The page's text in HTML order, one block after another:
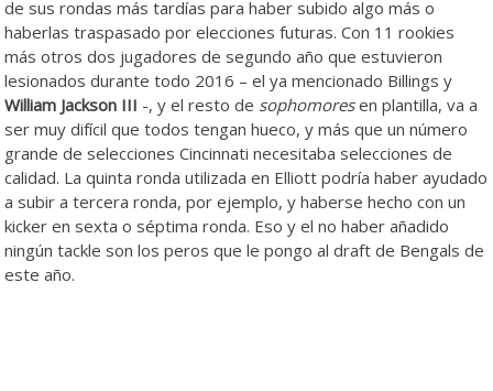
de sus rondas más tardías para haber subido algo más o
haberlas traspasado por elecciones futuras. Con 11 rookies
más otros dos jugadores de segundo año que estuvieron
lesionados durante todo 2016 – el ya mencionado Billings y
William Jackson III -, y el resto de sophomoresen plantilla, va a
ser muy difícil que todos tengan hueco, y más que un número
grande de selecciones Cincinnati necesitaba selecciones de
calidad. La quinta ronda utilizada en Elliott podría haber ayudado
a subir a tercera ronda, por ejemplo, y haberse hecho con un
kicker en sexta o séptima ronda. Eso y el no haber añadido
ningún tackle son los peros que le pongo al draft de Bengals de
este año.